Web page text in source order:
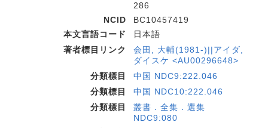
286
NCID
BC10457419
本文言語コード
日本語
著者標目リンク
会田, 大輔(1981-)||アイダ,
ダイスケ <AU00296648>
分類標目
中国 NDC9:222.046
分類標目
中国 NDC10:222.046
分類標目
叢書．全集．選集
NDC9:080